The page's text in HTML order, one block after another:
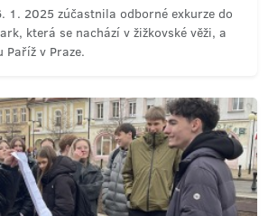
1. 2025 zúčastnila odborné exkurze do
která se nachází v žižkovské věži, a
Paříž v Praze.